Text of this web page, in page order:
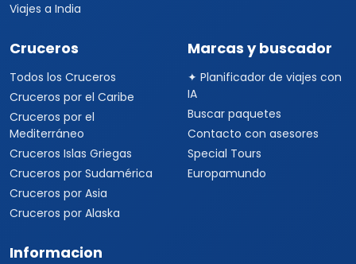
Viajes a India
Cruceros
Todos los Cruceros
Cruceros por el Caribe
Cruceros por el
Mediterráneo
Cruceros Islas Griegas
Cruceros por Sudamérica
Cruceros por Asia
Cruceros por Alaska
Marcas y buscador
✦ Planificador de viajes con
IA
Buscar paquetes
Contacto con asesores
Special Tours
Europamundo
Informacion